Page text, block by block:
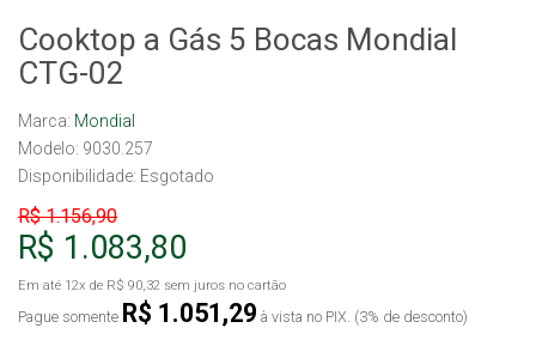
Cooktop a Gás 5 Bocas Mondial
CTG-02
Marca: Mondial
Modelo: 9030.257
Disponibilidade: Esgotado
R$ 1.156,90
R$ 1.083,80
Em até 12x de R$ 90,32 sem juros no cartão
Pague somente R$ 1.051,29 à vista no PIX. (3% de desconto)